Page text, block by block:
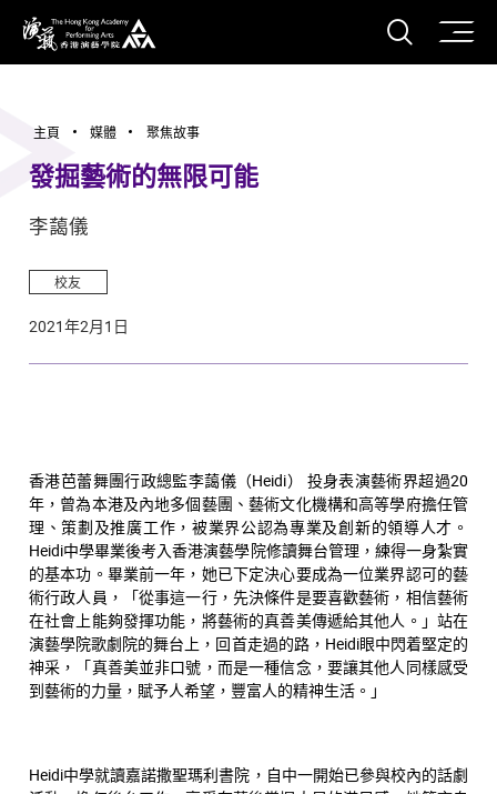
香港演藝學院
打開
主頁 媒體 聚焦故事
發掘藝術的無限可能
李藹儀
校友
2021年2月1日
香港芭蕾舞團行政總監李藹儀（Heidi） 投身表演藝術界超過20
年，曾為本港及內地多個藝團、藝術文化機構和高等學府擔任管
理、策劃及推廣工作，被業界公認為專業及創新的領導人才。
Heidi中學畢業後考入香港演藝學院修讀舞台管理，練得一身紮實
的基本功。畢業前一年，她已下定決心要成為一位業界認可的藝
術行政人員，「從事這一行，先決條件是要喜歡藝術，相信藝術
在社會上能夠發揮功能，將藝術的真善美傳遞給其他人。」站在
演藝學院歌劇院的舞台上，回首走過的路，Heidi眼中閃着堅定的
神采，「真善美並非口號，而是一種信念，要讓其他人同樣感受
到藝術的力量，賦予人希望，豐富人的精神生活。」
Heidi中學就讀嘉諾撒聖瑪利書院，自中一開始已參與校內的話劇